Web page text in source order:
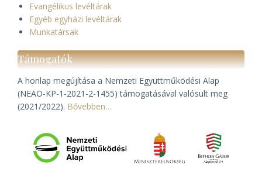
Evangélikus levéltárak
Egyéb egyházi levéltárak
Munkatársak
Támogatók
A honlap megújítása a Nemzeti Együttműködési Alap
(NEAO-KP-1-2021-2-1455) támogatásával valósult meg
(2021/2022). Bővebben…